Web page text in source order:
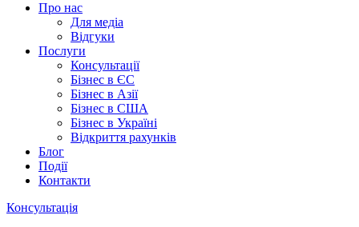
Про нас
Для медіа
Відгуки
Послуги
Консультації
Бізнес в ЄС
Бізнес в Азії
Бізнес в США
Бізнес в Україні
Відкриття рахунків
Блог
Події
Контакти
Консультація